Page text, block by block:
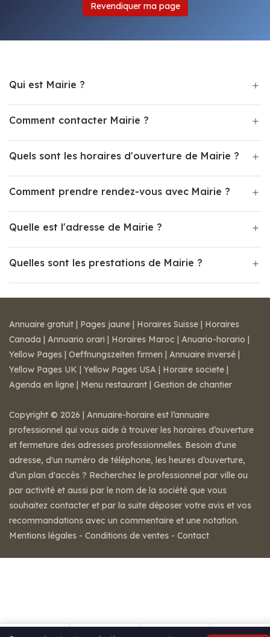
Revendiquer ma page
Qui est Mairie ?
Comment contacter Mairie ?
Quels sont les horaires d'ouverture de Mairie ?
Comment prendre rendez-vous avec Mairie ?
Quelle est l'adresse de Mairie ?
Quelles sont les prestations de Mairie ?
Annuaire gratuit | Pages jaune | Horaires Suisse | Horaires
Canada | Annuario orari | Horaires Maroc | Anuario-horario |
Yellow Pages | Oeffnungszeiten firmen | Annuaire inversé |
Yellow Pages UK | Yellow Pages USA | Horaire societe |
Agenda en ligne | Menu restaurant | Gestion de chantier
Copyright © 2026 | Annuaire-horaire est l’annuaire
professionnel qui vous aide à trouver les horaires d’ouverture
et fermeture des adresses professionnelles. Besoin d'une
adresse, d'un numéro de téléphone, les heures d’ouverture,
d’un plan d'accès ? Recherchez le professionnel par ville ou
par activité et aussi par le nom de la société que vous
souhaitez contacter et par la suite déposer votre avis et vos
recommandations avec un commentaire et une notation.
Mentions légales - Conditions de ventes - Contact